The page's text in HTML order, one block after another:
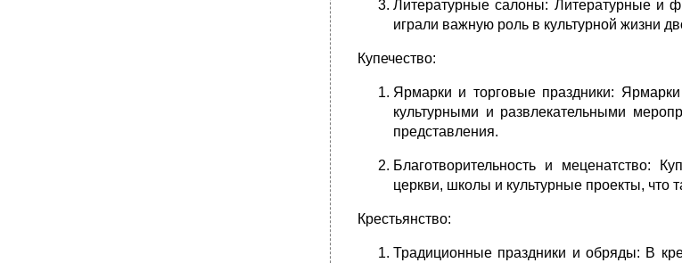
Литературные салоны: Литературные и
играли важную роль в культурной жизни
Купечество:
Ярмарки и торговые праздники:
культурными и развлекательными
представления.
Благотворительность и меценатство:
церкви, школы и культурные проекты, что
Крестьянство:
Традиционные праздники и обряды: В